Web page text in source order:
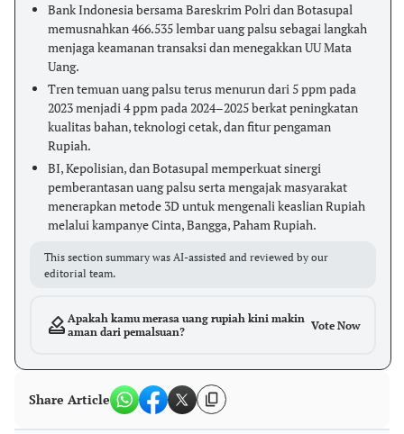
Bank Indonesia bersama Bareskrim Polri dan Botasupal
memusnahkan 466.535 lembar uang palsu sebagai langkah
menjaga keamanan transaksi dan menegakkan UU Mata
Uang.
Tren temuan uang palsu terus menurun dari 5 ppm pada
2023 menjadi 4 ppm pada 2024–2025 berkat peningkatan
kualitas bahan, teknologi cetak, dan fitur pengaman
Rupiah.
BI, Kepolisian, dan Botasupal memperkuat sinergi
pemberantasan uang palsu serta mengajak masyarakat
menerapkan metode 3D untuk mengenali keaslian Rupiah
melalui kampanye Cinta, Bangga, Paham Rupiah.
This section summary was AI-assisted and reviewed by our
editorial team.
Apakah kamu merasa uang rupiah kini makin
aman dari pemalsuan?
Vote Now
Share Article